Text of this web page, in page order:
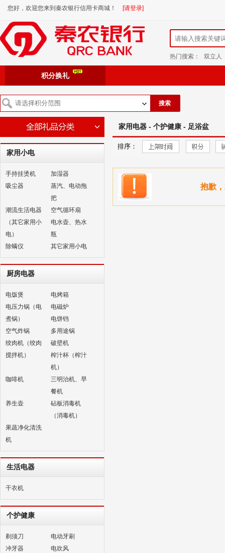
您好，欢迎您来到秦农银行信用卡商城！ [请登录]
热门搜索： 双立人
积分换礼
搜索
家用小电
手持挂烫机
加湿器
吸尘器
蒸汽、电动拖
把
潮流生活电器
（其它家用小
电）
空气循环扇
电水壶、热水
瓶
除螨仪
其它家用小电
厨房电器
电饭煲
电烤箱
电压力锅（电
煮锅）
电磁炉
电饼铛
空气炸锅
多用途锅
绞肉机（绞肉
搅拌机）
破壁机
榨汁杯（榨汁
机）
咖啡机
三明治机、早
餐机
养生壶
砧板消毒机
（消毒机）
果蔬净化清洗
机
生活电器
干衣机
个护健康
剃须刀
电动牙刷
冲牙器
电吹风
家用电器 - 个护健康 - 足浴盆
排序：
抱歉